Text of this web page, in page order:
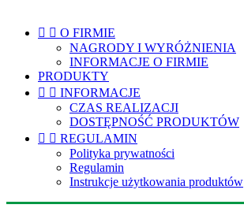
  O FIRMIE
NAGRODY I WYRÓŻNIENIA
INFORMACJE O FIRMIE
PRODUKTY
  INFORMACJE
CZAS REALIZACJI
DOSTĘPNOŚĆ PRODUKTÓW
  REGULAMIN
Polityka prywatności
Regulamin
Instrukcje użytkowania produktów